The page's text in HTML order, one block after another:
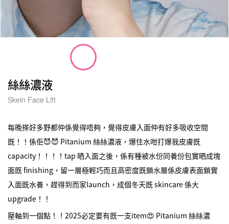
絲絲濃液
Skein Face Lift
每晚搽好多野都仲係覺得唔夠，覺得皮膚入面仲有好多吸收空間
既！！係佢😈😈 Pitanium 絲絲濃液，爆住水咁打爆我皮膚既
capacity！！！！tap 晒入面之後，係有種被水份同養份包實晒成塊
面既 finishing，留一層極輕巧而且高密度既鎖水層係皮膚表面鎖實
入面既水養，趕得到而家launch，成個冬天既 skincare 係大
upgrade！！
壓軸到一個點！！2025必定要有既一支item😍 Pitanium 絲絲濃